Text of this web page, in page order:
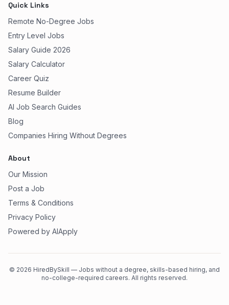
Quick Links
Remote No-Degree Jobs
Entry Level Jobs
Salary Guide 2026
Salary Calculator
Career Quiz
Resume Builder
AI Job Search Guides
Blog
Companies Hiring Without Degrees
About
Our Mission
Post a Job
Terms & Conditions
Privacy Policy
Powered by AIApply
© 2026 HiredBySkill — Jobs without a degree, skills-based hiring, and
no-college-required careers. All rights reserved.